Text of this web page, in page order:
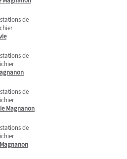
de
de
de
Magnanon
de